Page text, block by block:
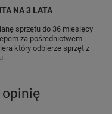
NA 3 LATA
sprzętu do 36 miesięcy
za pośrednictwem
który odbierze sprzęt z